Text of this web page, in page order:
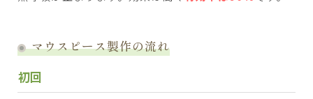
マウスピース製作の流れ
初回